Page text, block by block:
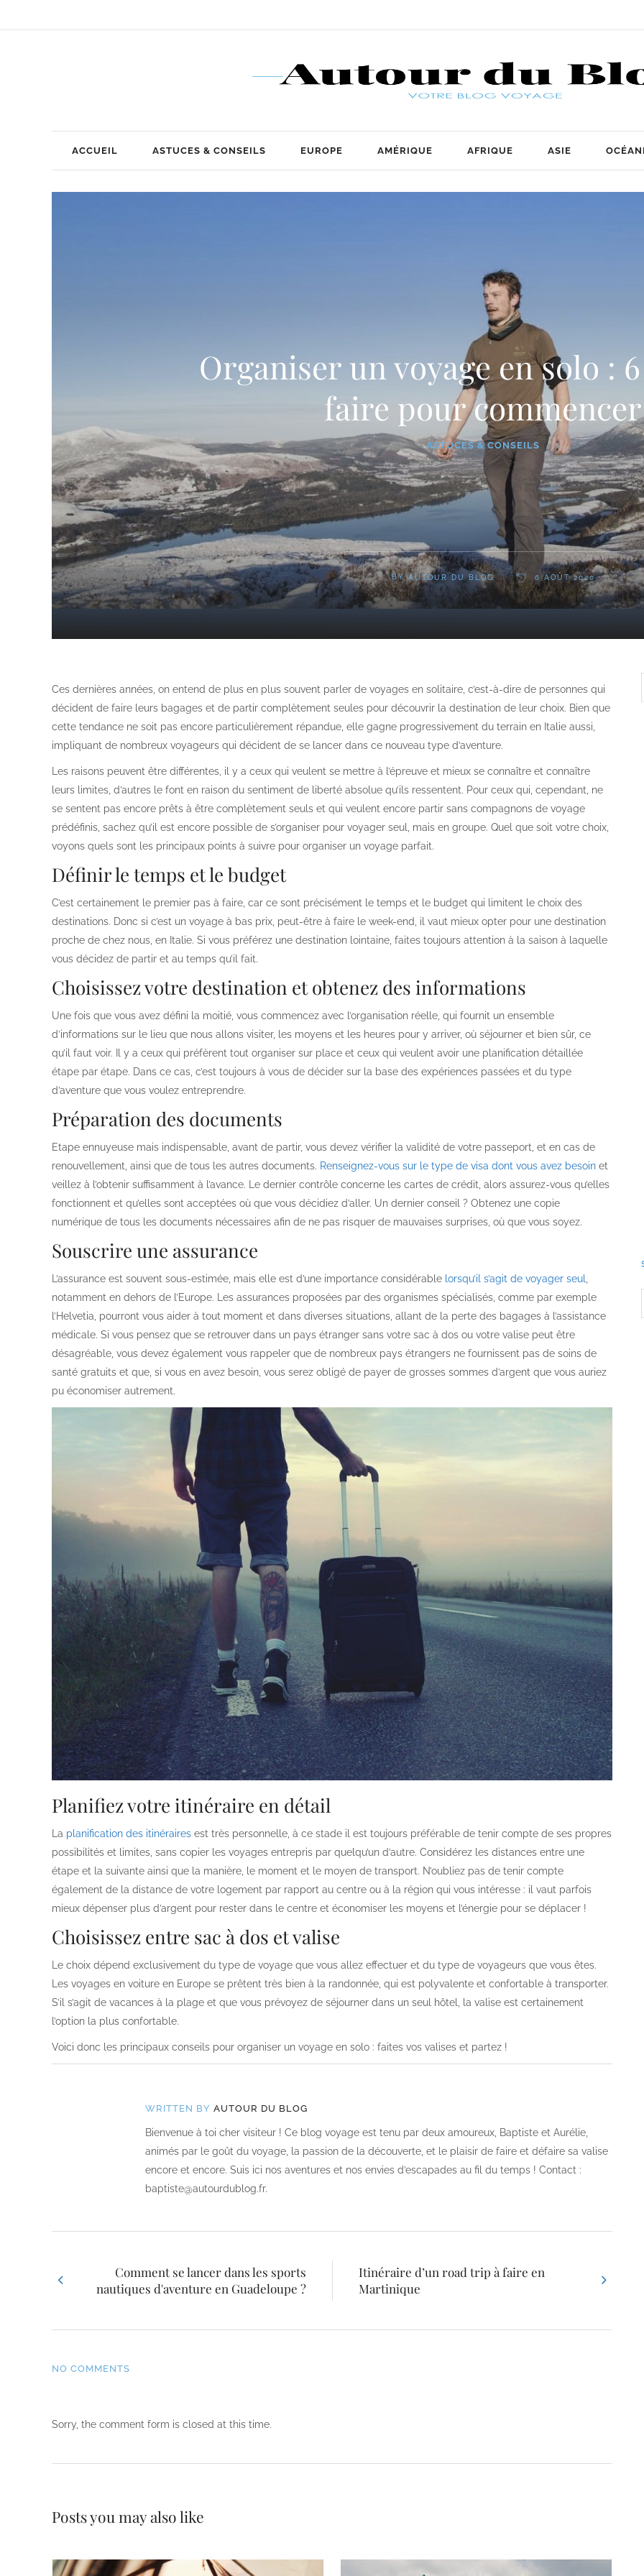
ACCUEIL ASTUCES & CONSEILS EUROPE AMÉRIQUE AFRIQUE ASIE
Organiser un voyage en solo :
faire pour commencer
ASTUCES & CONSEILS
BY AUTOUR DU BLOG 6 AOÛT 2020
Ces dernières années, on entend de plus en plus souvent parler de voyages en solitaire, c’est-à-dire de personnes qui
décident de faire leurs bagages et de partir complètement seules pour découvrir la destination de leur choix. Bien que
cette tendance ne soit pas encore particulièrement répandue, elle gagne progressivement du terrain en Italie aussi,
impliquant de nombreux voyageurs qui décident de se lancer dans ce nouveau type d’aventure.
Les raisons peuvent être différentes, il y a ceux qui veulent se mettre à l’épreuve et mieux se connaître et connaître
leurs limites, d’autres le font en raison du sentiment de liberté absolue qu’ils ressentent. Pour ceux qui, cependant, ne
se sentent pas encore prêts à être complètement seuls et qui veulent encore partir sans compagnons de voyage
prédéfinis, sachez qu’il est encore possible de s’organiser pour voyager seul, mais en groupe. Quel que soit votre choix,
voyons quels sont les principaux points à suivre pour organiser un voyage parfait.
Définir le temps et le budget
C’est certainement le premier pas à faire, car ce sont précisément le temps et le budget qui limitent le choix des
destinations. Donc si c’est un voyage à bas prix, peut-être à faire le week-end, il vaut mieux opter pour une destination
proche de chez nous, en Italie. Si vous préférez une destination lointaine, faites toujours attention à la saison à laquelle
vous décidez de partir et au temps qu’il fait.
Choisissez votre destination et obtenez des informations
Une fois que vous avez défini la moitié, vous commencez avec l’organisation réelle, qui fournit un ensemble
d’informations sur le lieu que nous allons visiter, les moyens et les heures pour y arriver, où séjourner et bien sûr, ce
qu’il faut voir. Il y a ceux qui préfèrent tout organiser sur place et ceux qui veulent avoir une planification détaillée
étape par étape. Dans ce cas, c’est toujours à vous de décider sur la base des expériences passées et du type
d’aventure que vous voulez entreprendre.
Préparation des documents
Etape ennuyeuse mais indispensable, avant de partir, vous devez vérifier la validité de votre passeport, et en cas de
renouvellement, ainsi que de tous les autres documents. Renseignez-vous sur le type de visa dont vous avez besoin et
veillez à l’obtenir suffisamment à l’avance. Le dernier contrôle concerne les cartes de crédit, alors assurez-vous qu’elles
fonctionnent et qu’elles sont acceptées où que vous décidiez d’aller. Un dernier conseil ? Obtenez une copie
numérique de tous les documents nécessaires afin de ne pas risquer de mauvaises surprises, où que vous soyez.
Souscrire une assurance
L’assurance est souvent sous-estimée, mais elle est d’une importance considérable lorsqu’il s’agit de voyager seul
notamment en dehors de l’Europe. Les assurances proposées par des organismes spécialisés, comme par exemple
l’Helvetia, pourront vous aider à tout moment et dans diverses situations, allant de la perte des bagages à l’assistance
médicale. Si vous pensez que se retrouver dans un pays étranger sans votre sac à dos ou votre valise peut être
désagréable, vous devez également vous rappeler que de nombreux pays étrangers ne fournissent pas de soins de
santé gratuits et que, si vous en avez besoin, vous serez obligé de payer de grosses sommes d’argent que vous auriez
pu économiser autrement.
Planifiez votre itinéraire en détail
La planification des itinéraires est très personnelle, à ce stade il est toujours préférable de tenir compte de ses propres
possibilités et limites, sans copier les voyages entrepris par quelqu’un d’autre. Considérez les distances entre une
étape et la suivante ainsi que la manière, le moment et le moyen de transport. N’oubliez pas de tenir compte
également de la distance de votre logement par rapport au centre ou à la région qui vous intéresse : il vaut parfois
mieux dépenser plus d’argent pour rester dans le centre et économiser les moyens et l’énergie pour se déplacer !
Choisissez entre sac à dos et valise
Le choix dépend exclusivement du type de voyage que vous allez effectuer et du type de voyageurs que vous êtes.
Les voyages en voiture en Europe se prêtent très bien à la randonnée, qui est polyvalente et confortable à transporter.
S’il s’agit de vacances à la plage et que vous prévoyez de séjourner dans un seul hôtel, la valise est certainement
l’option la plus confortable.
Voici donc les principaux conseils pour organiser un voyage en solo : faites vos valises et partez !
WRITTEN BY AUTOUR DU BLOG
Bienvenue à toi cher visiteur ! Ce blog voyage est tenu par deux amoureux, Baptiste et Aurélie,
animés par le goût du voyage, la passion de la découverte, et le plaisir de faire et défaire sa valise
encore et encore. Suis ici nos aventures et nos envies d’escapades au fil du temps ! Contact :
baptiste@autourdublog.fr.
Comment se lancer dans les sports
nautiques d'aventure en Guadeloupe ?
Itinéraire d’un road trip à faire en
Martinique
NO COMMENTS
Sorry, the comment form is closed at this time.
Posts you may also like